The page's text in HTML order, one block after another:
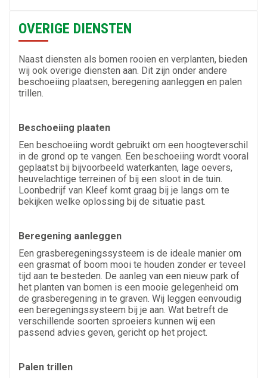
OVERIGE DIENSTEN
Naast diensten als bomen rooien en verplanten, bieden
wij ook overige diensten aan. Dit zijn onder andere
beschoeiing plaatsen, beregening aanleggen en palen
trillen.
Beschoeiing plaaten
Een beschoeiing wordt gebruikt om een hoogteverschil
in de grond op te vangen. Een beschoeiing wordt vooral
geplaatst bij bijvoorbeeld waterkanten, lage oevers,
heuvelachtige terreinen of bij een sloot in de tuin.
Loonbedrijf van Kleef komt graag bij je langs om te
bekijken welke oplossing bij de situatie past.
Beregening aanleggen
Een grasberegeningssysteem is de ideale manier om
een grasmat of boom mooi te houden zonder er teveel
tijd aan te besteden. De aanleg van een nieuw park of
het planten van bomen is een mooie gelegenheid om
de grasberegening in te graven. Wij leggen eenvoudig
een beregeningssysteem bij je aan. Wat betreft de
verschillende soorten sproeiers kunnen wij een
passend advies geven, gericht op het project.
Palen trillen